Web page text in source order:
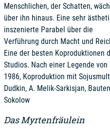
Menschlichen, der Schatten,
über ihn hinaus. Eine sehr
inszenierte Parabel über die
Verführung durch Macht und
Eine der besten Koproduktionen
Studios. Nach einer Legende von
1986, Koproduktion mit
Dudkin, A. Melik-Sarkisjan,
Sokolow
Das Myrtenfräulein